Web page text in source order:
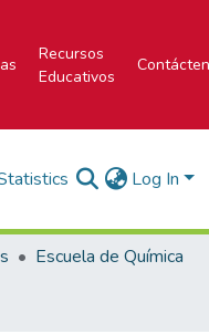
Recursos
Educativos
Log In
Escuela de Química